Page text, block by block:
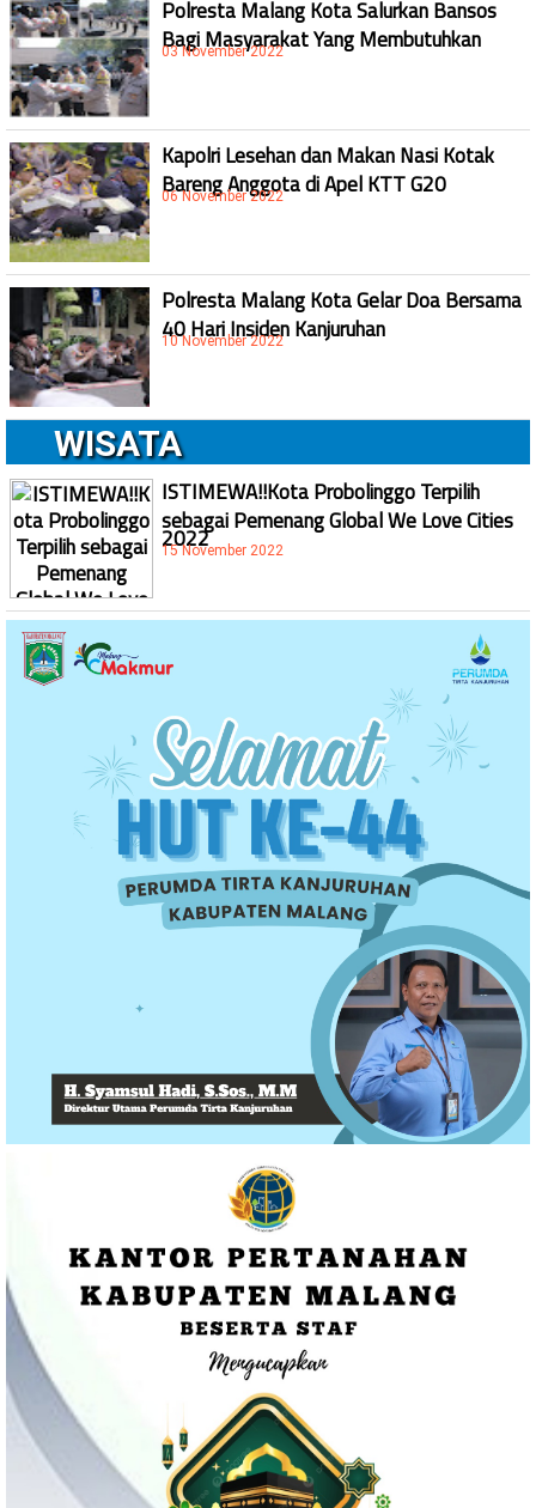
Polresta Malang Kota Salurkan Bansos
Bagi Masyarakat Yang Membutuhkan
03 November 2022
Kapolri Lesehan dan Makan Nasi Kotak
Bareng Anggota di Apel KTT G20
06 November 2022
Polresta Malang Kota Gelar Doa Bersama
40 Hari Insiden Kanjuruhan
10 November 2022
WISATA
ISTIMEWA!!Kota Probolinggo Terpilih
sebagai Pemenang Global We Love Cities
2022
15 November 2022